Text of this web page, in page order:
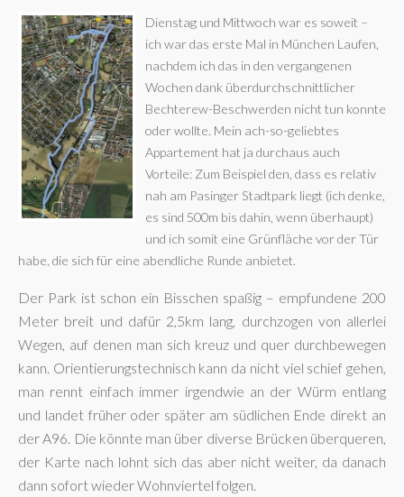
Dienstag und Mittwoch war es soweit –
ich war das erste Mal in München Laufen,
nachdem ich das in den vergangenen
Wochen dank überdurchschnittlicher
Bechterew-Beschwerden nicht tun konnte
oder wollte. Mein ach-so-geliebtes
Appartement hat ja durchaus auch
Vorteile: Zum Beispiel den, dass es relativ
nah am Pasinger Stadtpark liegt (ich denke,
es sind 500m bis dahin, wenn überhaupt)
und ich somit eine Grünfläche vor der Tür
habe, die sich für eine abendliche Runde anbietet.
Der Park ist schon ein Bisschen spaßig – empfundene 200
Meter breit und dafür 2,5km lang, durchzogen von allerlei
Wegen, auf denen man sich kreuz und quer durchbewegen
kann. Orientierungstechnisch kann da nicht viel schief gehen,
man rennt einfach immer irgendwie an der Würm entlang
und landet früher oder später am südlichen Ende direkt an
der A96. Die könnte man über diverse Brücken überqueren,
der Karte nach lohnt sich das aber nicht weiter, da danach
dann sofort wieder Wohnviertel folgen.